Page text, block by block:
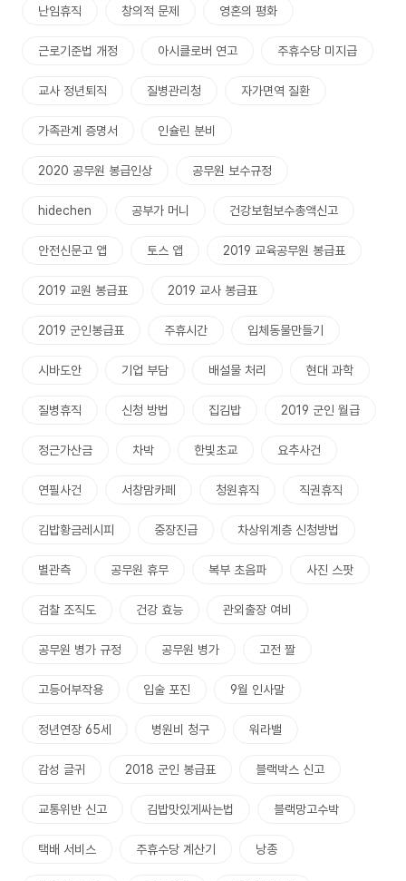
난임휴직 창의적 문제 영혼의 평화
근로기준법 개정 아시클로버 연고 주휴수당 미지급
교사 정년퇴직 질병관리청 자가면역 질환
가족관계 증명서 인슐린 분비
2020 공무원 봉급인상 공무원 보수규정
hidechen 공부가 머니 건강보험보수총액신고
안전신문고 앱 토스 앱 2019 교육공무원 봉급표
2019 교원 봉급표 2019 교사 봉급표
2019 군인봉급표 주휴시간 입체동물만들기
시바도안 기업 부담 배설물 처리 현대 과학
질병휴직 신청 방법 집김밥 2019 군인 월급
정근가산금 차박 한빛초교 요추사건
연필사건 서창맘카페 청원휴직 직권휴직
김밥황금레시피 중장진급 차상위계층 신청방법
별관측 공무원 휴무 복부 초음파 사진 스팟
검찰 조직도 건강 효능 관외출장 여비
공무원 병가 규정 공무원 병가 고전 짤
고등어부작용 입술 포진 9월 인사말
정년연장 65세 병원비 청구 워라밸
감성 글귀 2018 군인 봉급표 블랙박스 신고
교통위반 신고 김밥맛있게싸는법 블랙망고수박
택배 서비스 주휴수당 계산기 낭종